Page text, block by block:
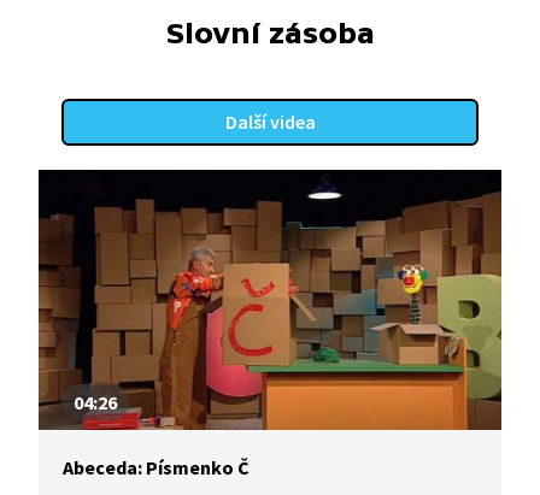
Slovní zásoba
Další videa
04:26
Abeceda: Písmenko Č